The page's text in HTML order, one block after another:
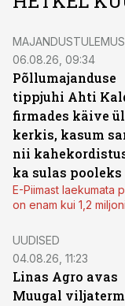
06.08.26, 09:34
Põllumajanduse
tippjuhi Ahti
firmades käive
kerkis, kasum
nii
ka sulas pooleks
E-Piimast laekumata
on enam kui 1,2
UUDISED
04.08.26, 11:23
Linas Agro avas
Muugal